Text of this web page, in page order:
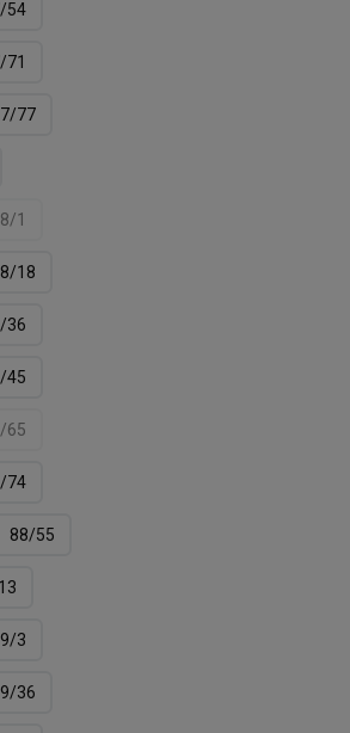
54
71
7/77
8/1
8/18
36
45
65
74
88/55
9/3
9/36